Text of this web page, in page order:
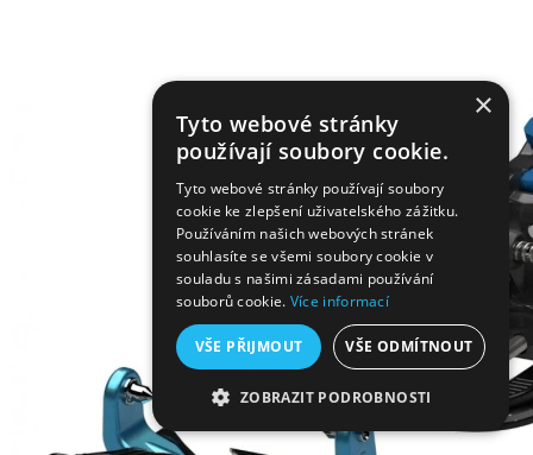
×
Tyto webové stránky
používají soubory cookie.
Tyto webové stránky používají soubory
cookie ke zlepšení uživatelského zážitku.
Používáním našich webových stránek
souhlasíte se všemi soubory cookie v
souladu s našimi zásadami používání
souborů cookie. Více informací
VŠE PŘIJMOUT VŠE ODMÍTNOUT
ZOBRAZIT PODROBNOSTI
NEZBYTNĚ NUTNÉ SOUBORY